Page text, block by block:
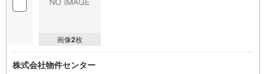
画像2枚
株式会社物件センター